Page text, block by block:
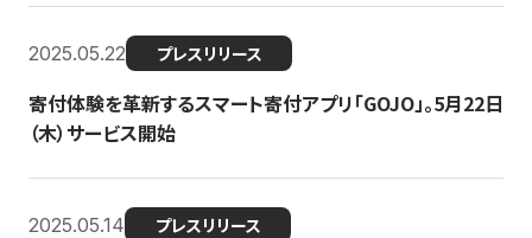
2025.05.22 プレスリリース
寄付体験を革新するスマート寄付アプリ「GOJO」。5月22日
（木）サービス開始
2025.05.14 プレスリリース